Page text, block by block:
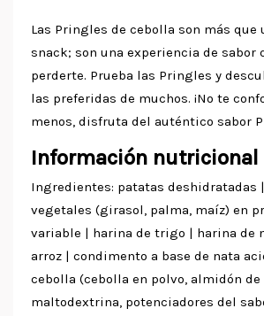
Las Pringles de cebolla son más que
snack; son una experiencia de sabor
perderte. Prueba las Pringles y
las preferidas de muchos. ¡No te
menos, disfruta del auténtico sabor
Información nutricional
Ingredientes: patatas deshidratadas
vegetales (girasol, palma, maíz) en
variable | harina de trigo | harina de
arroz | condimento a base de nata
cebolla (cebolla en polvo, almidón
maltodextrina, potenciadores del